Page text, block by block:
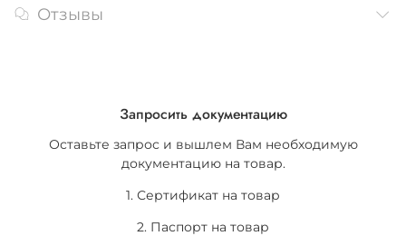
Отзывы
Запросить документацию
Оставьте запрос и вышлем Вам необходимую
документацию на товар.
1. Сертификат на товар
2. Паспорт на товар